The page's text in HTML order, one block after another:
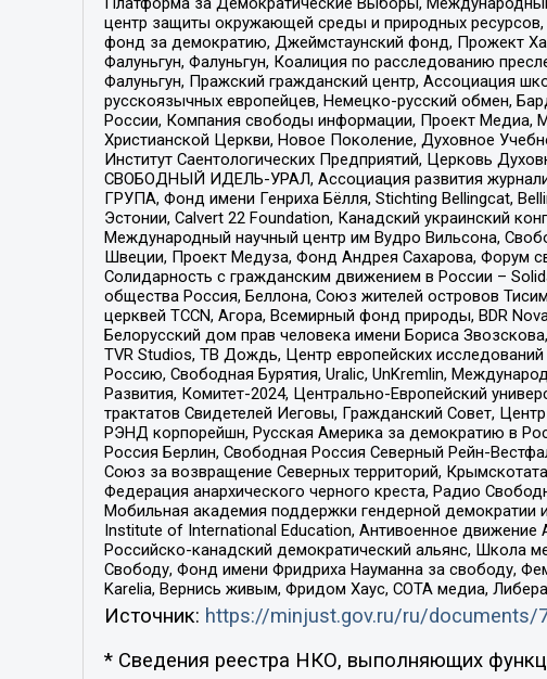
центр защиты окружающей среды и природных ресурсов,
фонд за демократию, Джеймстаунский фонд, Прожект
Фалуньгун, Фалуньгун, Коалиция по расследованию
Фалуньгун, Пражский гражданский центр, Ассоциация
русскоязычных европейцев, Немецко-русский обмен,
России, Компания свободы информации, Проект Медиа,
Христианской Церкви, Новое Поколение, Духовное
Институт Саентологических Предприятий, Церковь
СВОБОДНЫЙ ИДЕЛЬ-УРАЛ, Ассоциация развития
ГРУПА, Фонд имени Генриха Бёлля, Stichting Bellingcat,
Эстонии, Calvert 22 Foundation, Канадский украинский
Международный научный центр им Вудро Вильсона,
Швеции, Проект Медуза, Фонд Андрея Сахарова, Форум
Солидарность с гражданским движением в России –
общества Россия, Беллона, Союз жителей островов
церквей TCCN, Агора, Всемирный фонд природы, BDR
Белорусский дом прав человека имени Бориса
TVR Studios, ТВ Дождь, Центр европейских
Россию, Свободная Бурятия, Uralic, UnKremlin,
Развития, Комитет-2024, Центрально-Европейский
трактатов Свидетелей Иеговы, Гражданский Совет,
РЭНД корпорейшн, Русская Америка за демократию в
Россия Берлин, Свободная Россия Северный Рейн-
Союз за возвращение Северных территорий,
Федерация анархического черного креста, Радио
Мобильная академия поддержки гендерной демократии
Institute of International Education, Антивоенное
Российско-канадский демократический альянс, Школа
Свободу, Фонд имени Фридриха Науманна за свободу,
Karelia, Вернись живым, Фридом Хаус, СОТА медиа,
Источник: https://minjust.gov.ru/ru/documents/
* Сведения реестра НКО, выполняющих